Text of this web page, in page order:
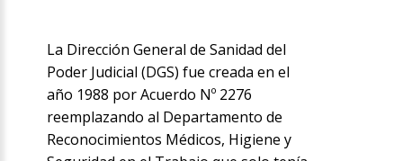
La Dirección General de Sanidad del
Poder Judicial (DGS) fue creada en el
año 1988 por Acuerdo Nº 2276
reemplazando al Departamento de
Reconocimientos Médicos, Higiene y